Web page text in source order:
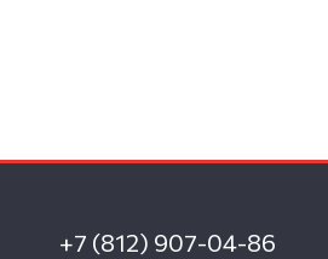
+7 (812) 907-04-86